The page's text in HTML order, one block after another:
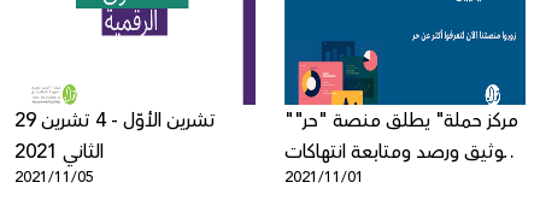
29 تشرين الأوّل - 4 تشرين
الثاني 2021
2021/11/05
"مركز حملة" يطلق منصة "حر"
لتوثيق ورصد ومتابعة انتهاكات
2021/11/01